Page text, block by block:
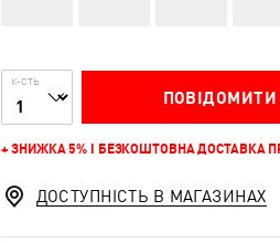
К-СТЬ
ПОВІДОМИТИ
+ ЗНИЖКА 5% І БЕЗКОШТОВНА ДОСТАВКА
ДОСТУПНІСТЬ В МАГАЗИНАХ